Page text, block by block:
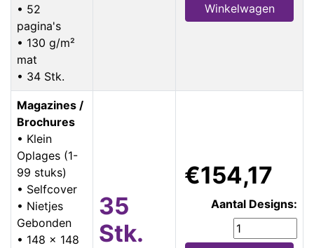
• 52
pagina's
• 130 g/m²
mat
• 34 Stk.
Winkelwagen
Magazines /
Brochures
• Klein
Oplages (1-
99 stuks)
• Selfcover
• Nietjes
Gebonden
• 148 x 148
35
Stk.
€154,17
Aantal Designs: